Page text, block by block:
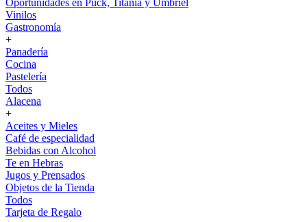
Oportunidades en Puck, Titania y Umbriel
Vinilos
Gastronomía
+
Panadería
Cocina
Pastelería
Todos
Alacena
+
Aceites y Mieles
Café de especialidad
Bebidas con Alcohol
Te en Hebras
Jugos y Prensados
Objetos de la Tienda
Todos
Tarjeta de Regalo